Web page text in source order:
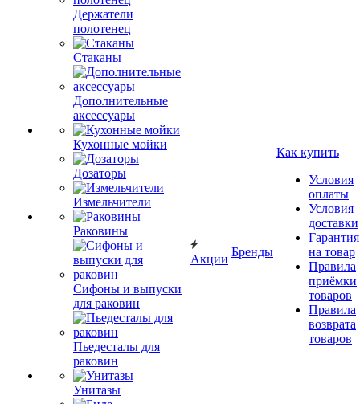
Держатели
полотенец
Стаканы
Дополнительные
аксессуары
Кухонные мойки
Дозаторы
Измельчители
Раковины
Сифоны и выпуски
для раковин
Пьедесталы для
раковин
Унитазы
Акции
Бренды
Как купить
Условия
оплаты
Условия
доставки
Гарантия
на товар
Правила
приёмки
товаров
Правила
возврата
товаров